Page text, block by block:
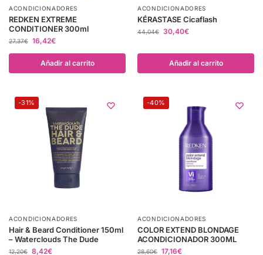
ACONDICIONADORES
REDKEN EXTREME
CONDITIONER 300ml
27,37€ 16,42€
Añadir al carrito
ACONDICIONADORES
KÉRASTASE Cicaflash
44,04€ 30,40€
Añadir al carrito
-31%
ACONDICIONADORES
Hair & Beard Conditioner 150ml
– Waterclouds The Dude
12,20€ 8,42€
-40%
ACONDICIONADORES
COLOR EXTEND BLONDAGE
ACONDICIONADOR 300ML
28,60€ 17,16€